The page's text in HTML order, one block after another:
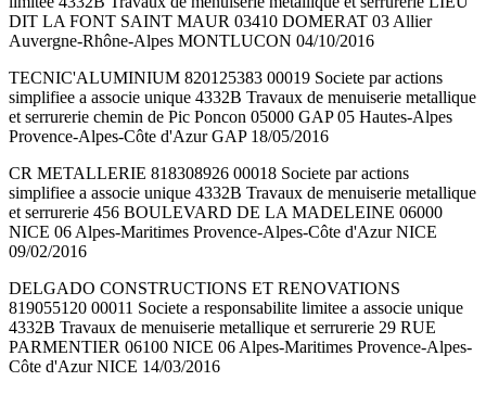
DIT LA FONT SAINT MAUR 03410 DOMERAT 03 Allier
Auvergne-Rhône-Alpes MONTLUCON 04/10/2016
TECNIC'ALUMINIUM 820125383 00019 Societe par actions
simplifiee a associe unique 4332B Travaux de menuiserie metallique
et serrurerie chemin de Pic Poncon 05000 GAP 05 Hautes-Alpes
Provence-Alpes-Côte d'Azur GAP 18/05/2016
CR METALLERIE 818308926 00018 Societe par actions
simplifiee a associe unique 4332B Travaux de menuiserie metallique
et serrurerie 456 BOULEVARD DE LA MADELEINE 06000
NICE 06 Alpes-Maritimes Provence-Alpes-Côte d'Azur NICE
09/02/2016
DELGADO CONSTRUCTIONS ET RENOVATIONS
819055120 00011 Societe a responsabilite limitee a associe unique
4332B Travaux de menuiserie metallique et serrurerie 29 RUE
PARMENTIER 06100 NICE 06 Alpes-Maritimes Provence-Alpes-
Côte d'Azur NICE 14/03/2016